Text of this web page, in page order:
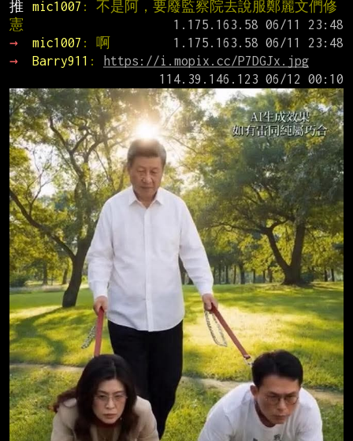
推 mic1007 : 不是阿，要廢監察院去說服鄭麗文們修
憲
→
mic1007 : 啊
→
Barry911 :
https://i.mopix.cc/P7DGJx.jpg